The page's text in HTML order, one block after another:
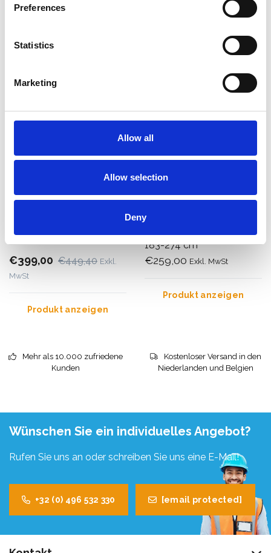
Preferences
Statistics
Marketing
Allow all
Allow selection
Deny
Produkt anzeigen
300-500 cm
€399,00 €449,40 Exkl.
MwSt
Produkt anzeigen
Little Giant
183-274 cm
€259,00 Exkl. MwSt
Produkt anzeigen
Mehr als 10.000 zufriedene
Kunden
Kostenloser Versand in den
Niederlanden und Belgien
Wünschen Sie ein individuelles Angebot?
Rufen Sie uns an oder schreiben Sie uns eine E-Mail!
+32 (0) 496 532 330 [email protected]